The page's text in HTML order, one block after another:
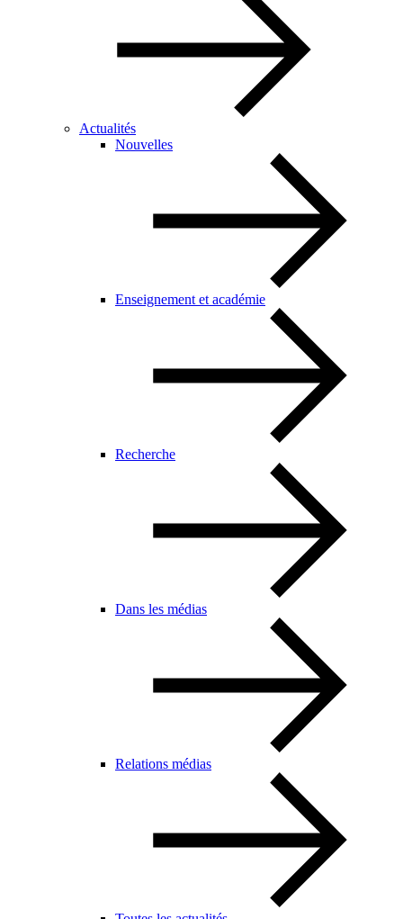
Actualités
Nouvelles
Enseignement et académie
Recherche
Dans les médias
Relations médias